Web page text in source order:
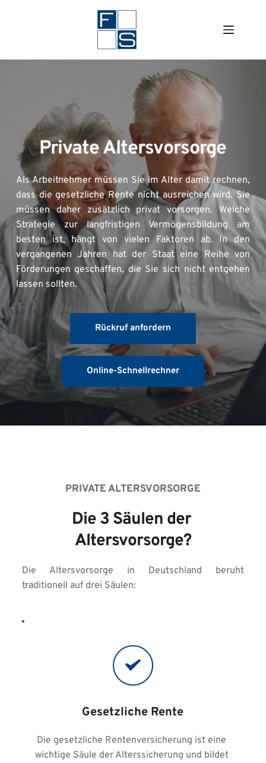
Private Altersvorsorge
Als Arbeitnehmer müssen Sie im Alter damit rechnen,
dass die gesetzliche Rente nicht ausreichen wird. Sie
müssen daher zusätzlich privat vorsorgen. Welche
Strategie zur langfristigen Vermögensbildung am
besten ist, hängt von vielen Faktoren ab. In den
vergangenen Jahren hat der Staat eine Reihe von
Förderungen geschaffen, die Sie sich nicht entgehen
lassen sollten.
Rückruf anfordern
Online-Schnellrechner
PRIVATE ALTERSVORSORGE
Die 3 Säulen der
Altersvorsorge?
Die Altersvorsorge in Deutschland beruht
traditionell auf drei Säulen:
Gesetzliche Rente
Die gesetzliche Rentenversicherung ist eine
wichtige Säule der Alterssicherung und bildet